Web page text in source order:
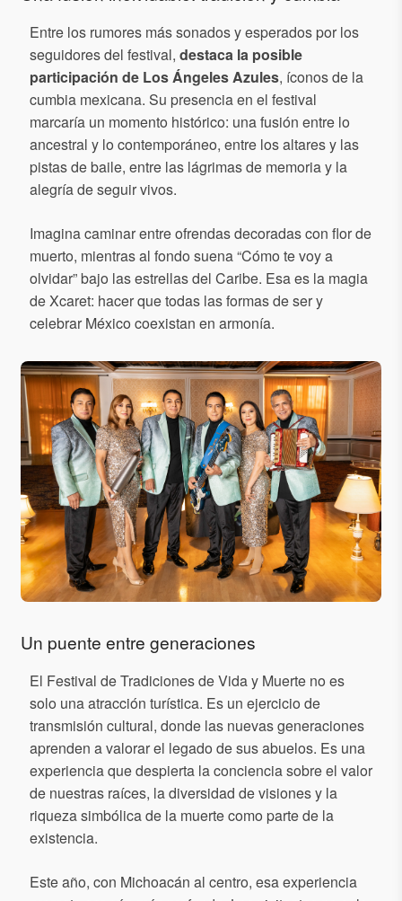
Entre los rumores más sonados y esperados por los
seguidores del festival, destaca la posible
participación de Los Ángeles Azules, íconos de la
cumbia mexicana. Su presencia en el festival
marcaría un momento histórico: una fusión entre lo
ancestral y lo contemporáneo, entre los altares y las
pistas de baile, entre las lágrimas de memoria y la
alegría de seguir vivos.
Imagina caminar entre ofrendas decoradas con flor de
muerto, mientras al fondo suena “Cómo te voy a
olvidar” bajo las estrellas del Caribe. Esa es la magia
de Xcaret: hacer que todas las formas de ser y
celebrar México coexistan en armonía.
Un puente entre generaciones
El Festival de Tradiciones de Vida y Muerte no es
solo una atracción turística. Es un ejercicio de
transmisión cultural, donde las nuevas generaciones
aprenden a valorar el legado de sus abuelos. Es una
experiencia que despierta la conciencia sobre el valor
de nuestras raíces, la diversidad de visiones y la
riqueza simbólica de la muerte como parte de la
existencia.
Este año, con Michoacán al centro, esa experiencia